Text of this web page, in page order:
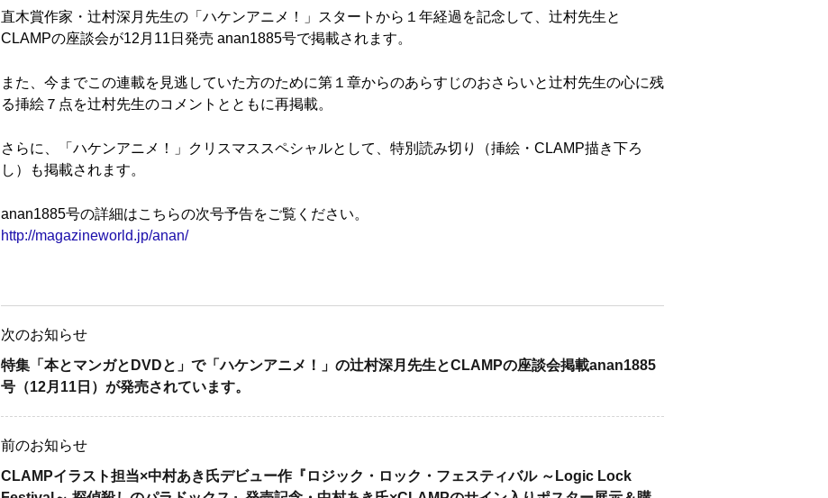
直木賞作家・辻村深月先生の「ハケンアニメ！」スタートから１年経過を記念して、辻村先生と
CLAMPの座談会が12月11日発売 anan1885号で掲載されます。
また、今までこの連載を見逃していた方のために第１章からのあらすじのおさらいと辻村先生の心に残
る挿絵７点を辻村先生のコメントとともに再掲載。
さらに、「ハケンアニメ！」クリスマススペシャルとして、特別読み切り（挿絵・CLAMP描き下ろ
し）も掲載されます。
anan1885号の詳細はこちらの次号予告をご覧ください。
http://magazineworld.jp/anan/
次のお知らせ
特集「本とマンガとDVDと」で「ハケンアニメ！」の辻村深月先生とCLAMPの座談会掲載anan1885
号（12月11日）が発売されています。
前のお知らせ
CLAMPイラスト担当×中村あき氏デビュー作『ロジック・ロック・フェスティバル ～Logic Lock